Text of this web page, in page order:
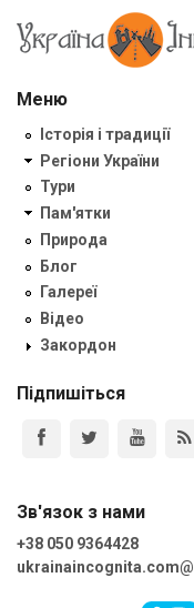
Меню
Історія і традиції
Регіони України
Тури
Пам'ятки
Природа
Блог
Галереї
Відео
Закордон
Підпишіться
Зв'язок з нами
+38 050 9364428